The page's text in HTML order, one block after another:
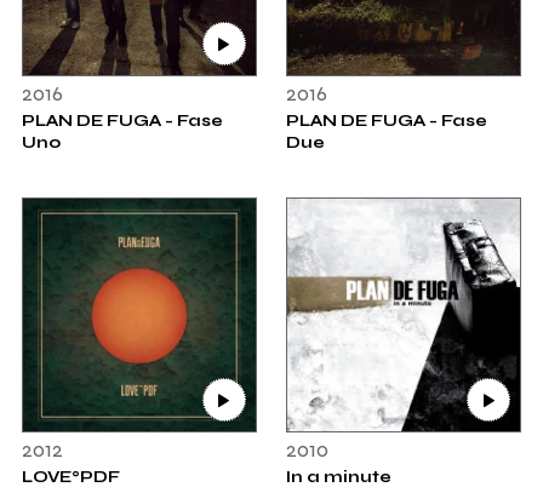
2016
PLAN DE FUGA - Fase
Uno
2016
PLAN DE FUGA - Fase
Due
2012
LOVE°PDF
2010
In a minute